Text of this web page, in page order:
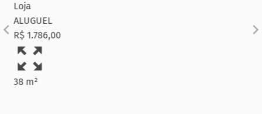
Loja
ALUGUEL
R$ 1.786,00
38 m²